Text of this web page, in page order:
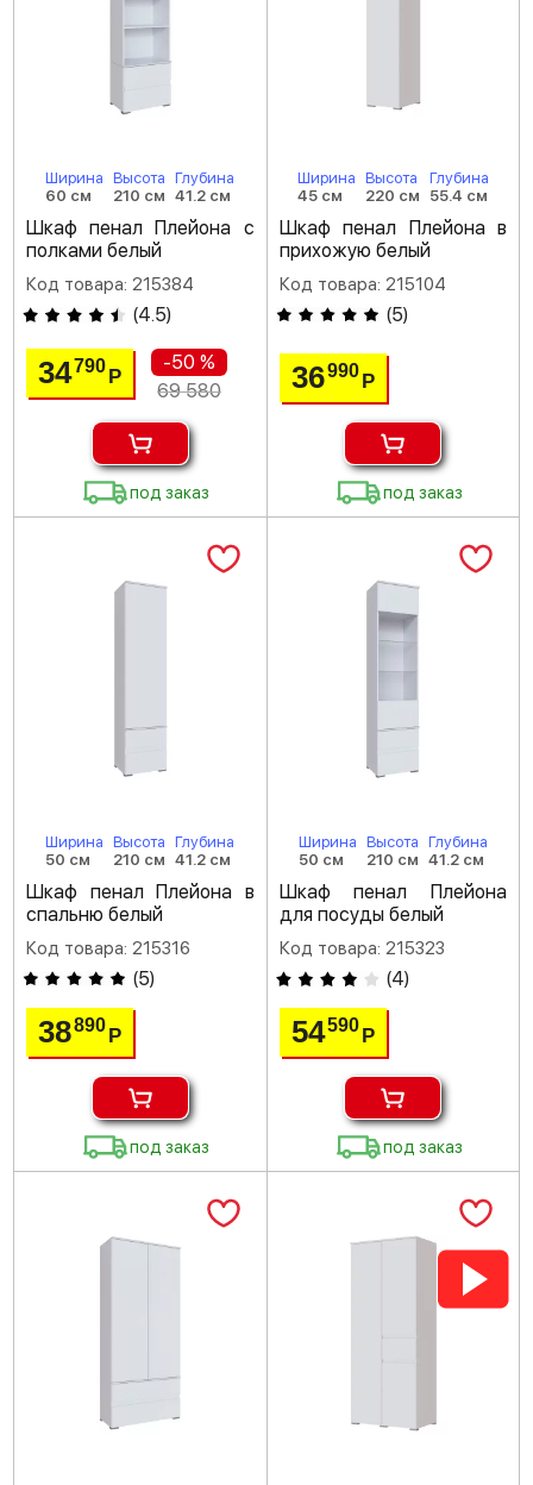
Ширина
60 см
Высота
210 см
Глубина
41.2 см
Шкаф пенал Плейона с
полками белый
Код товара: 215384
(4.5)
34790Р
-50 %
69 580
под заказ
Ширина
45 см
Высота
220 см
Глубина
55.4 см
Шкаф пенал Плейона в
прихожую белый
Код товара: 215104
(5)
36990 Р
под заказ
Ширина
50 см
Высота
210 см
Глубина
41.2 см
Шкаф пенал Плейона в
спальню белый
Код товара: 215316
(5)
38890Р
под заказ
Ширина
50 см
Высота
210 см
Глубина
41.2 см
Шкаф пенал Плейона
для посуды белый
Код товара: 215323
(4)
54590 Р
под заказ